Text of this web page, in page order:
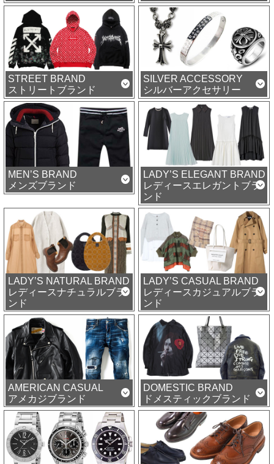
STREET BRAND
ストリートブランド
SILVER ACCESSORY
シルバーアクセサリー
MEN’S BRAND
メンズブランド
LADY’S ELEGANT BRAND
レディースエレガントブラ
ンド
LADY’S NATURAL BRAND
レディースナチュラルブラ
ンド
LADY’S CASUAL BRAND
レディースカジュアルブラ
ンド
AMERICAN CASUAL
アメカジブランド
DOMESTIC BRAND
ドメスティックブランド